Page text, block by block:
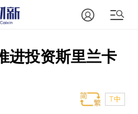
进投资斯里兰卡
T中